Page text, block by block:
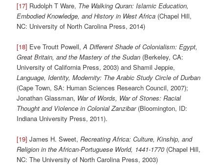
[17] Rudolph T Ware, The Walking Quran: Islamic Education,
Embodied Knowledge, and History in West Africa (Chapel Hill,
NC: University of North Carolina Press, 2014)
[18] Eve Troutt Powell,A Different Shade of Colonialism: Egypt,
Great Britain, and the Mastery of the Sudan (Berkeley, CA:
University of California Press, 2003) and Shamil Jeppie,
Language, Identity, Modernity: The Arabic Study Circle of Durban
(Cape Town, SA: Human Sciences Research Council, 2007);
Jonathan Glassman, War of Words, War of Stones: Racial
Thought and Violence in Colonial Zanzibar (Bloomington, ID:
Indiana University Press, 2011).
[19] James H. Sweet,Recreating Africa: Culture, Kinship, and
Religion in the African-Portuguese World, 1441-1770 (Chapel Hill,
NC: The University of North Carolina Press, 2003)